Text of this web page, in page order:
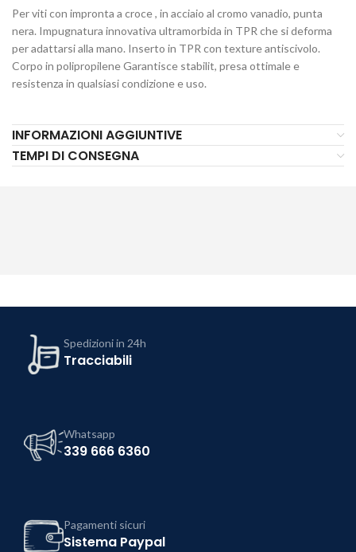
Per viti con impronta a croce , in acciaio al cromo vanadio, punta
nera. Impugnatura innovativa ultramorbida in TPR che si deforma
per adattarsi alla mano. Inserto in TPR con texture antiscivolo.
Corpo in polipropilene Garantisce stabilit, presa ottimale e
resistenza in qualsiasi condizione e uso.
INFORMAZIONI AGGIUNTIVE
TEMPI DI CONSEGNA
Spedizioni in 24h
Tracciabili
Whatsapp
339 666 6360
Pagamenti sicuri
Sistema Paypal